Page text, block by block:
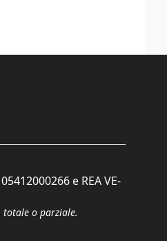
e REA VE-
o parziale.